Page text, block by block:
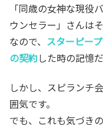
「同歳の女神な現役
ウンセラー」さんは
なので、 スターピー
の契約した時の記憶
しかし、スピランチ
囲気です。
でも、これも気づき